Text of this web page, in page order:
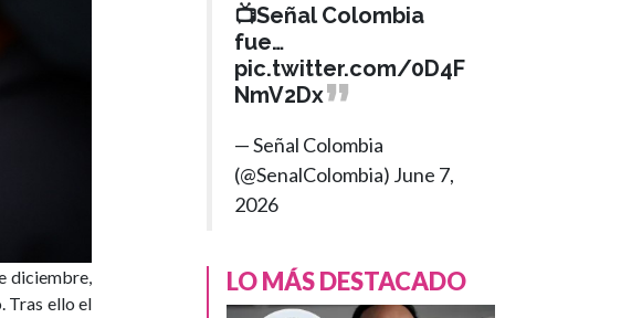
diciembre,
Tras ello el
📺Señal Colombia
fue…
pic.twitter.com/0D4F
NmV2Dx
— Señal Colombia
(@SenalColombia) June 7,
2026
LO MÁS DESTACADO